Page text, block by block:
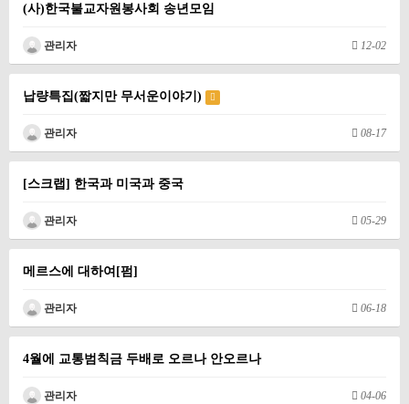
(사)한국불교자원봉사회 송년모임
관리자 12-02
납량특집(짧지만 무서운이야기)
관리자 08-17
[스크랩] 한국과 미국과 중국
관리자 05-29
메르스에 대하여[펌]
관리자 06-18
4월에 교통범칙금 두배로 오르나 안오르나
관리자 04-06